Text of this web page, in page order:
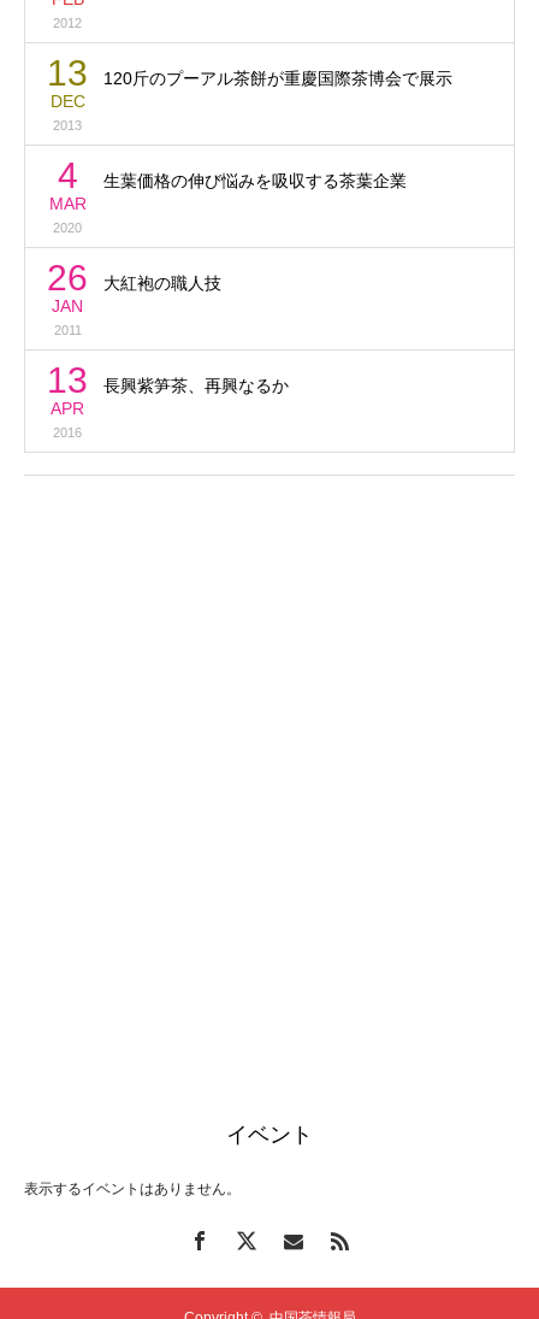
2012
13
DEC
2013
120斤のプーアル茶餅が重慶国際茶博会で展示
4
MAR
2020
生葉価格の伸び悩みを吸収する茶葉企業
26
JAN
2011
大紅袍の職人技
13
APR
2016
長興紫笋茶、再興なるか
イベント
表示するイベントはありません。